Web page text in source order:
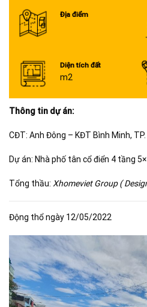
Địa điểm
Diện tích đất
m2
Thông tin dự án:
CĐT: Anh Đông – KĐT Bình Minh,
Dự án: Nhà phố tân cổ điển 4 tầng
Tổng thầu: Xhomeviet Group (
Động thổ ngày 12/05/2022